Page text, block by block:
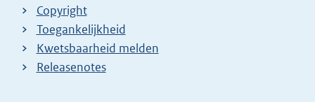
Copyright
Toegankelijkheid
Kwetsbaarheid melden
Releasenotes